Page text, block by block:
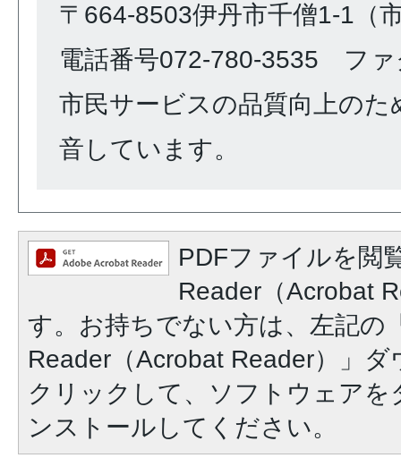
〒664-8503伊丹市千僧1-1（
電話番号072-780-3535 ファ
市民サービスの品質向上のた
音しています。
PDFファイルを閲
Reader（Acrobat
す。お持ちでない方は、左記の
Reader（Acrobat Reader）」
クリックして、ソフトウェア
ンストールしてください。